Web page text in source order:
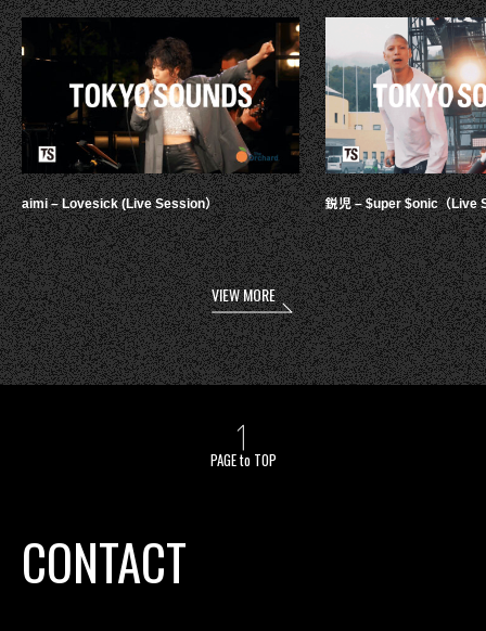
aimi – Lovesick (Live Session） 鋭児 – $uper $onic（Live
VIEW MORE
PAGE to TOP
CONTACT